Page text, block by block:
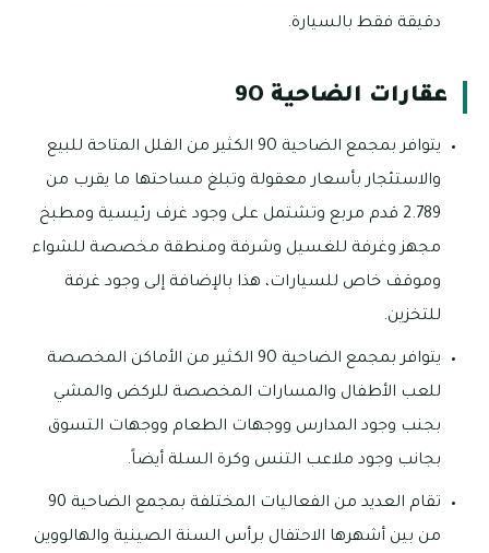
دقيقة فقط بالسيارة.
عقارات الضاحية 9O
يتوافر بمجمع الضاحية 9O الكثير من الفلل المتاحة للبيع
والاستئجار بأسعار معقولة وتبلغ مساحتها ما يقرب من
2.789 قدم مربع وتشتمل على وجود غرف رئيسية ومطبخ
مجهز وغرفة للغسيل وشرفة ومنطقة مخصصة للشواء
وموقف خاص للسيارات، هذا بالإضافة إلى وجود غرفة
للتخزين.
يتوافر بمجمع الضاحية 9O الكثير من الأماكن المخصصة
للعب الأطفال والمسارات المخصصة للركض والمشي
بجنب وجود المدارس ووجهات الطعام ووجهات التسوق
بجانب وجود ملاعب التنس وكرة السلة أيضاً.
تقام العديد من الفعاليات المختلفة بمجمع الضاحية 90
من بين أشهرها الاحتفال برأس السنة الصينية والهالووين